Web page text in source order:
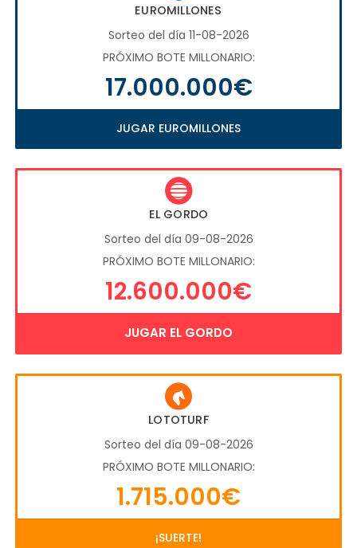
EUROMILLONES
Sorteo del día 11-08-2026
PRÓXIMO BOTE MILLONARIO:
17.000.000€
JUGAR EUROMILLONES
EL GORDO
Sorteo del día 09-08-2026
PRÓXIMO BOTE MILLONARIO:
12.600.000€
JUGAR EL GORDO
LOTOTURF
Sorteo del día 09-08-2026
PRÓXIMO BOTE MILLONARIO:
1.715.000€
¡SUERTE!